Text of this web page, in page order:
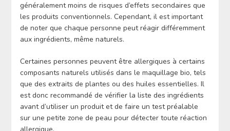
généralement moins de risques d’effets secondaires que
les produits conventionnels. Cependant, il est important
de noter que chaque personne peut réagir différemment
aux ingrédients, même naturels.
Certaines personnes peuvent être allergiques à certains
composants naturels utilisés dans le maquillage bio, tels
que des extraits de plantes ou des huiles essentielles. Il
est donc recommandé de vérifier la liste des ingrédients
avant d’utiliser un produit et de faire un test préalable
sur une petite zone de peau pour détecter toute réaction